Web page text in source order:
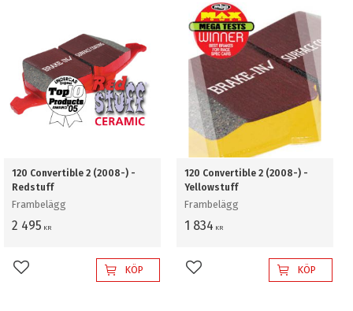
120 Convertible 2 (2008-) -
Redstuff
Frambelägg
2 495 KR
Lägg till i favoriterKÖP
120 Convertible 2 (2008-) -
Yellowstuff
Frambelägg
1 834 KR
Lägg till i favoriterKÖP